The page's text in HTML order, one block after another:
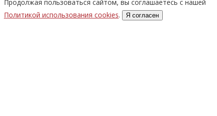
Продолжая пользоваться сайтом, вы соглашаетесь с нашей
Политикой использования cookies. Я согласен